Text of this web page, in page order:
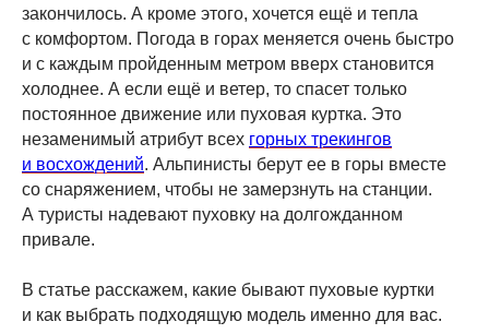
закончилось. А кроме этого, хочется ещё и тепла
с комфортом. Погода в горах меняется очень быстро
и с каждым пройденным метром вверх становится
холоднее. А если ещё и ветер, то спасет только
постоянное движение или пуховая куртка. Это
незаменимый атрибут всех горных трекингов
и восхождений. Альпинисты берут ее в горы вместе
со снаряжением, чтобы не замерзнуть на станции.
А туристы надевают пуховку на долгожданном
привале.
В статье расскажем, какие бывают пуховые куртки
и как выбрать подходящую модель именно для вас.